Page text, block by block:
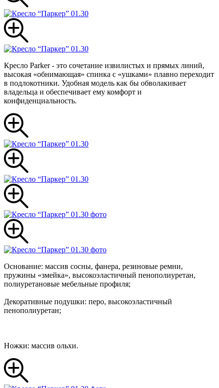
Кресло Parker - это сочетание извилистых и прямых линий,
высокая «обнимающая» спинка с «ушками» плавно переходит
в подлокотники. Удобная модель как бы обволакивает
владельца и обеспечивает ему комфорт и
конфиденциальность.
Основание: массив сосны, фанера, резиновые ремни,
пружины «змейка», высокоэластичный пенополиуретан,
полиуретановые мебельные профиля;
Декоративные подушки: перо, высокоэластичный
пенополиуретан;
Ножки: массив ольхи.